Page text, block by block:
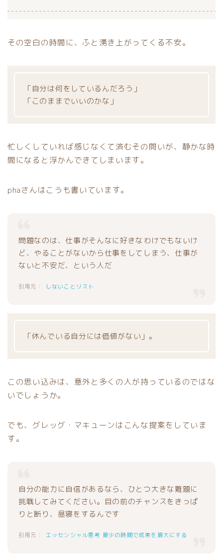
その空白の時間に、ふと湧き上がってくる不安。
「自分は何をしているんだろう」
「このままでいいのかな」
忙しくしていれば感じなくて済むその問いが、静かな時
間になると浮かんできてしまいます。
phaさんはこうも書いています。
問題なのは、仕事がそんなに好きなわけでもないけ
ど、やることがないから仕事をしてしまう、仕事が
ないと不安だ、という人だ
しないことリスト
「休んでいる自分には価値がない」。
この思い込みは、意外と多くの人が持っているのではな
いでしょうか。
でも、グレッグ・マキューンはこんな提案をしていま
す。
自分の能力に自信があるなら、ひとつ大きな難題に
挑戦してみてください。目の前のチャンスをきっぱ
りと断り、昼寝をするんです
エッセンシャル思考 最少の時間で成果を最大にする